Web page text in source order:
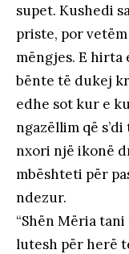
supet. Kushedi
priste, por
mëngjes. E
bënte të dukej
edhe sot kur e
ngazëllim që
nxori një ikonë
mbështeti për
ndezur.
“Shën Mëria
lutesh për herë